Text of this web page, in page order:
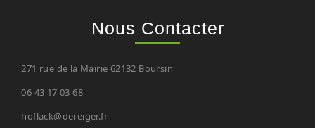
Nous Contacter
271 rue de la Mairie 62132 Boursin
06 43 17 03 68
hoflack@dereiger.fr